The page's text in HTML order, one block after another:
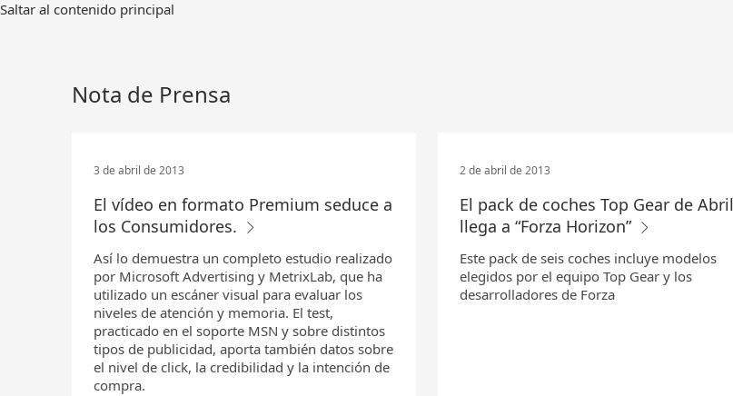
Ir
Saltar al contenido principal
Nota de Prensa
3 de abril de 2013
El vídeo en formato Premium seduce a
los Consumidores.
Así lo demuestra un completo estudio realizado
por Microsoft Advertising y MetrixLab, que ha
utilizado un escáner visual para evaluar los
niveles de atención y memoria. El test,
practicado en el soporte MSN y sobre distintos
tipos de publicidad, aporta también datos sobre
el nivel de click, la credibilidad y la intención de
compra.
2 de abril de 2013
El pack de coches Top Gear de Abril
llega a “Forza Horizon”
Este pack de seis coches incluye modelos
elegidos por el equipo Top Gear y los
desarrolladores de Forza